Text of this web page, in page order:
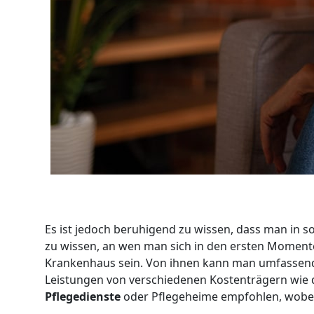
Es ist jedoch beruhigend zu wissen, dass man in
zu wissen, an wen man sich in den ersten
Krankenhaus sein. Von ihnen kann man
Leistungen von verschiedenen Kostenträgern
Pflegedienste oder Pflegeheime empfohlen,